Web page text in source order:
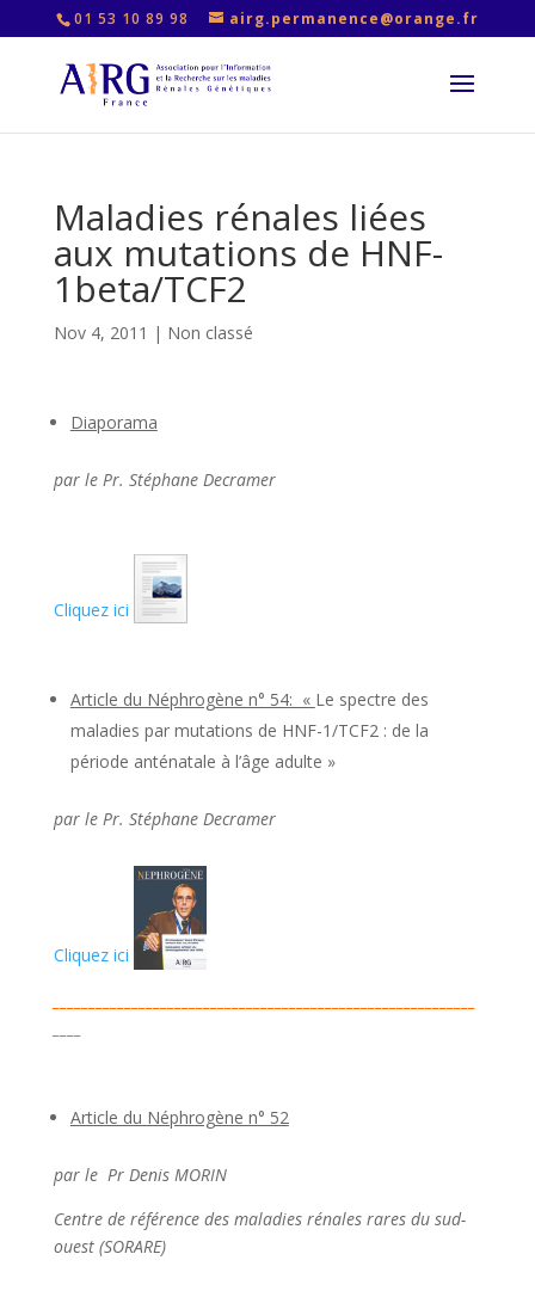
01 53 10 89 98 airg.permanence@orange.fr
Maladies rénales liées
aux mutations de HNF-
1beta/TCF2
Nov 4, 2011 | Non classé
Diaporama
par le Pr. Stéphane Decramer
Cliquez ici
Article du Néphrogène n° 54: « Le spectre des
maladies par mutations de HNF-1/TCF2 : de la
période anténatale à l’âge adulte »
par le Pr. Stéphane Decramer
Cliquez ici
Article du Néphrogène n° 52
par le Pr Denis MORIN
Centre de référence des maladies rénales rares du sud-
ouest (SORARE)